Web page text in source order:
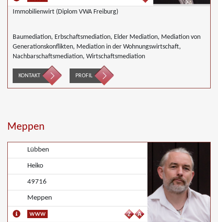
Immobilienwirt (Diplom VWA Freiburg)
Baumediation, Erbschaftsmediation, Elder Mediation, Mediation von
Generationskonflikten, Mediation in der Wohnungswirtschaft,
Nachbarschaftsmediation, Wirtschaftsmediation
KONTAKT PROFIL
Meppen
Lübben
Heiko
49716
Meppen